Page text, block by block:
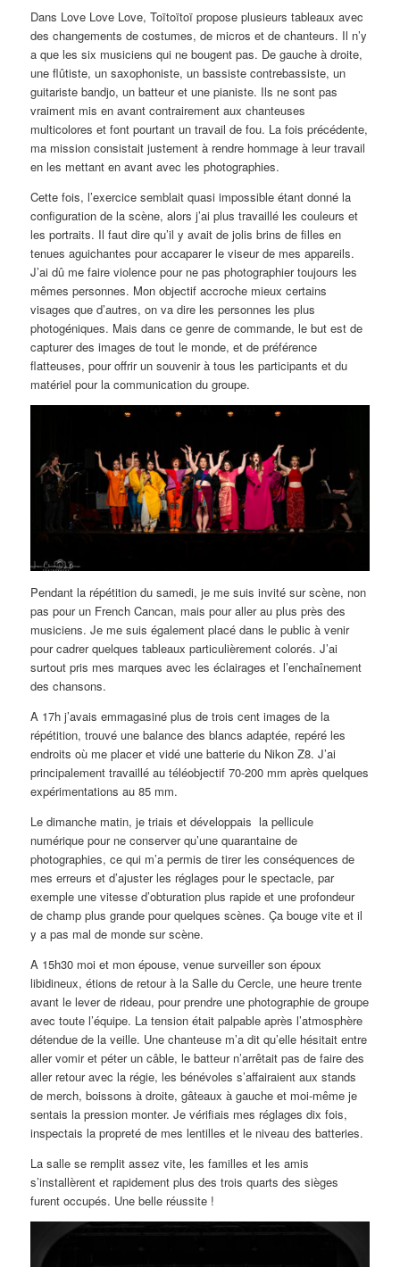
Dans Love Love Love, Toïtoïtoï propose plusieurs tableaux avec
des changements de costumes, de micros et de chanteurs. Il n’y
a que les six musiciens qui ne bougent pas. De gauche à droite,
une flûtiste, un saxophoniste, un bassiste contrebassiste, un
guitariste bandjo, un batteur et une pianiste. Ils ne sont pas
vraiment mis en avant contrairement aux chanteuses
multicolores et font pourtant un travail de fou. La fois précédente,
ma mission consistait justement à rendre hommage à leur travail
en les mettant en avant avec les photographies.
Cette fois, l’exercice semblait quasi impossible étant donné la
configuration de la scène, alors j’ai plus travaillé les couleurs et
les portraits. Il faut dire qu’il y avait de jolis brins de filles en
tenues aguichantes pour accaparer le viseur de mes appareils.
J’ai dû me faire violence pour ne pas photographier toujours les
mêmes personnes. Mon objectif accroche mieux certains
visages que d’autres, on va dire les personnes les plus
photogéniques. Mais dans ce genre de commande, le but est de
capturer des images de tout le monde, et de préférence
flatteuses, pour offrir un souvenir à tous les participants et du
matériel pour la communication du groupe.
Pendant la répétition du samedi, je me suis invité sur scène, non
pas pour un French Cancan, mais pour aller au plus près des
musiciens. Je me suis également placé dans le public à venir
pour cadrer quelques tableaux particulièrement colorés. J’ai
surtout pris mes marques avec les éclairages et l’enchaînement
des chansons.
A 17h j’avais emmagasiné plus de trois cent images de la
répétition, trouvé une balance des blancs adaptée, repéré les
endroits où me placer et vidé une batterie du Nikon Z8. J’ai
principalement travaillé au téléobjectif 70-200 mm après quelques
expérimentations au 85 mm.
Le dimanche matin, je triais et développais la pellicule
numérique pour ne conserver qu’une quarantaine de
photographies, ce qui m’a permis de tirer les conséquences de
mes erreurs et d’ajuster les réglages pour le spectacle, par
exemple une vitesse d’obturation plus rapide et une profondeur
de champ plus grande pour quelques scènes. Ça bouge vite et il
y a pas mal de monde sur scène.
A 15h30 moi et mon épouse, venue surveiller son époux
libidineux, étions de retour à la Salle du Cercle, une heure trente
avant le lever de rideau, pour prendre une photographie de groupe
avec toute l’équipe. La tension était palpable après l’atmosphère
détendue de la veille. Une chanteuse m’a dit qu’elle hésitait entre
aller vomir et péter un câble, le batteur n’arrêtait pas de faire des
aller retour avec la régie, les bénévoles s’affairaient aux stands
de merch, boissons à droite, gâteaux à gauche et moi-même je
sentais la pression monter. Je vérifiais mes réglages dix fois,
inspectais la propreté de mes lentilles et le niveau des batteries.
La salle se remplit assez vite, les familles et les amis
s’installèrent et rapidement plus des trois quarts des sièges
furent occupés. Une belle réussite !